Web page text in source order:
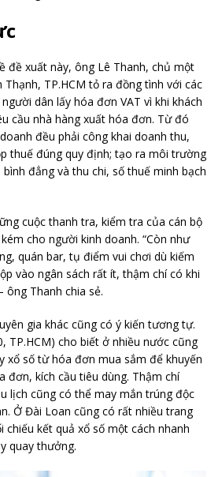
đề xuất này, ông Lê Thanh, chủ một
Thạnh, TP.HCM tỏ ra đồng tình với các
dân lấy hóa đơn VAT vì khi khách
cầu nhà hàng xuất hóa đơn. Từ đó
đều phải công khai doanh thu,
thuế đúng quy định; tạo ra môi trường
đẳng và thu chi, số thuế minh bạch
cuộc thanh tra, kiểm tra của cán bộ
cho người kinh doanh. “Còn như
quán bar, tụ điểm vui chơi dù kiếm
vào ngân sách rất ít, thậm chí có khi
ông Thanh chia sẻ.
gia khác cũng có ý kiến tương tự.
TP.HCM) cho biết ở nhiều nước cũng
xổ số từ hóa đơn mua sắm để khuyến
đơn, kích cầu tiêu dùng. Thậm chí
lịch cũng có thể may mắn trúng độc
Ở Đài Loan cũng có rất nhiều trang
chiếu kết quả xổ số một cách nhanh
quay thưởng.